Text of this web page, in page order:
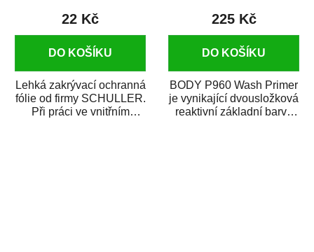
22 Kč
DO KOŠÍKU
Lehká zakrývací ochranná
fólie od firmy SCHULLER.
Při práci ve vnitřním
225 Kč
DO KOŠÍKU
BODY P960 Wash Primer
je vynikající dvousložková
reaktivní základní barva